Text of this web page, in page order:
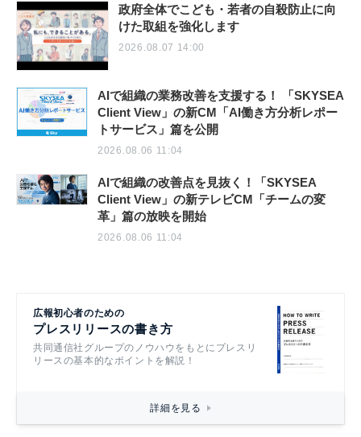
政府全体でこども・若者の自殺防止に向
けた取組を強化します
2026.08.07 14:00
AIで組織の業務改善を支援する！ 「SKYSEA
Client View」の新CM「AI働き方分析レポー
トサービス」篇を公開
2026.08.06 11:04
AIで組織の改善点を見抜く！「SKYSEA
Client View」の新テレビCM「チームの変
革」篇の放映を開始
2026.08.06 11:04
広報初心者のための
プレスリリースの書き方
共同通信社グループのノウハウをもとにプレスリ
リースの基本的なポイントを解説！
詳細を見る